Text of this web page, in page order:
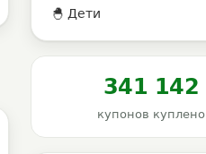
🐣 Дети
341 142
купонов куплено